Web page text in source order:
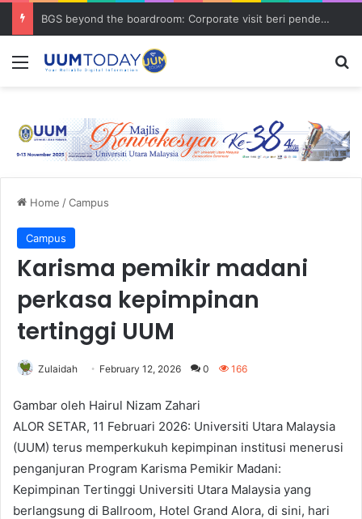
BGS beyond the boardroom: Corporate visit beri pendedahan dunia korporat kepada PELAJAR UUM
Menu
Home /Campus
Campus
Karisma pemikir madani
perkasa kepimpinan
tertinggi UUM
Zulaidah February 12, 2026 0 166
Gambar oleh Hairul Nizam Zahari
ALOR SETAR, 11 Februari 2026: Universiti Utara Malaysia
(UUM) terus memperkukuh kepimpinan institusi menerusi
penganjuran Program Karisma Pemikir Madani:
Kepimpinan Tertinggi Universiti Utara Malaysia yang
berlangsung di Ballroom, Hotel Grand Alora, di sini, hari